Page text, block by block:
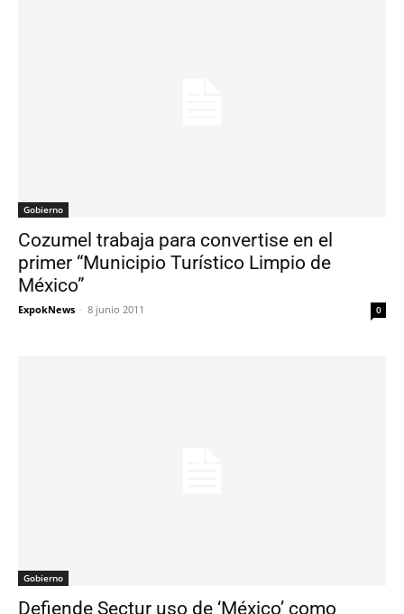
Gobierno
Cozumel trabaja para convertise en el
primer “Municipio Turístico Limpio de
México”
ExpokNews - 8 junio 2011 0
Gobierno
Defiende Sectur uso de ‘México’ como